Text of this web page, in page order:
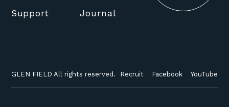
Instagram Facebook YouTube
Support Journal
GLEN FIELD All rights reserved. Recruit Facebook YouTube